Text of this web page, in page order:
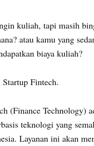
kuliah, tapi masih
atau kamu yang
biaya kuliah?
Fintech.
(Finance Technology)
teknologi yang
Layanan ini akan